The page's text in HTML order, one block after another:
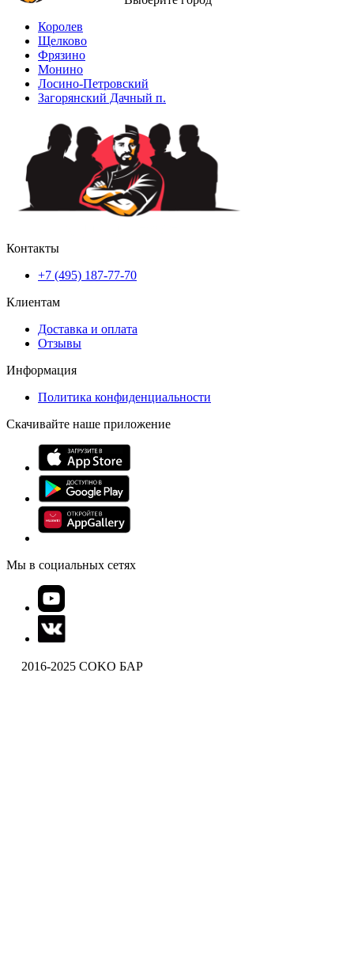
Королев
Щелково
Фрязино
Монино
Лосино-Петровский
Загорянский Дачный п.
Контакты
+7 (495) 187-77-70
Клиентам
Доставка и оплата
Отзывы
Информация
Политика конфиденциальности
Скачивайте наше приложение
Мы в социальных сетях
2016-2025 COKO БАР